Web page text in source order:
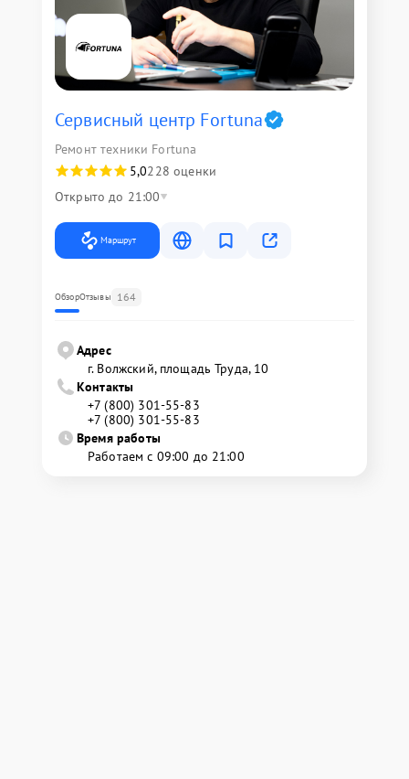
Сервисный центр Fortuna
Ремонт техники Fortuna
5,0228 оценки
Открыто до 21:00
Маршрут
ОбзорОтзывы 164
Адрес
г. Волжский, площадь Труда, 10
Контакты
+7 (800) 301-55-83
+7 (800) 301-55-83
Время работы
Работаем с 09:00 до 21:00